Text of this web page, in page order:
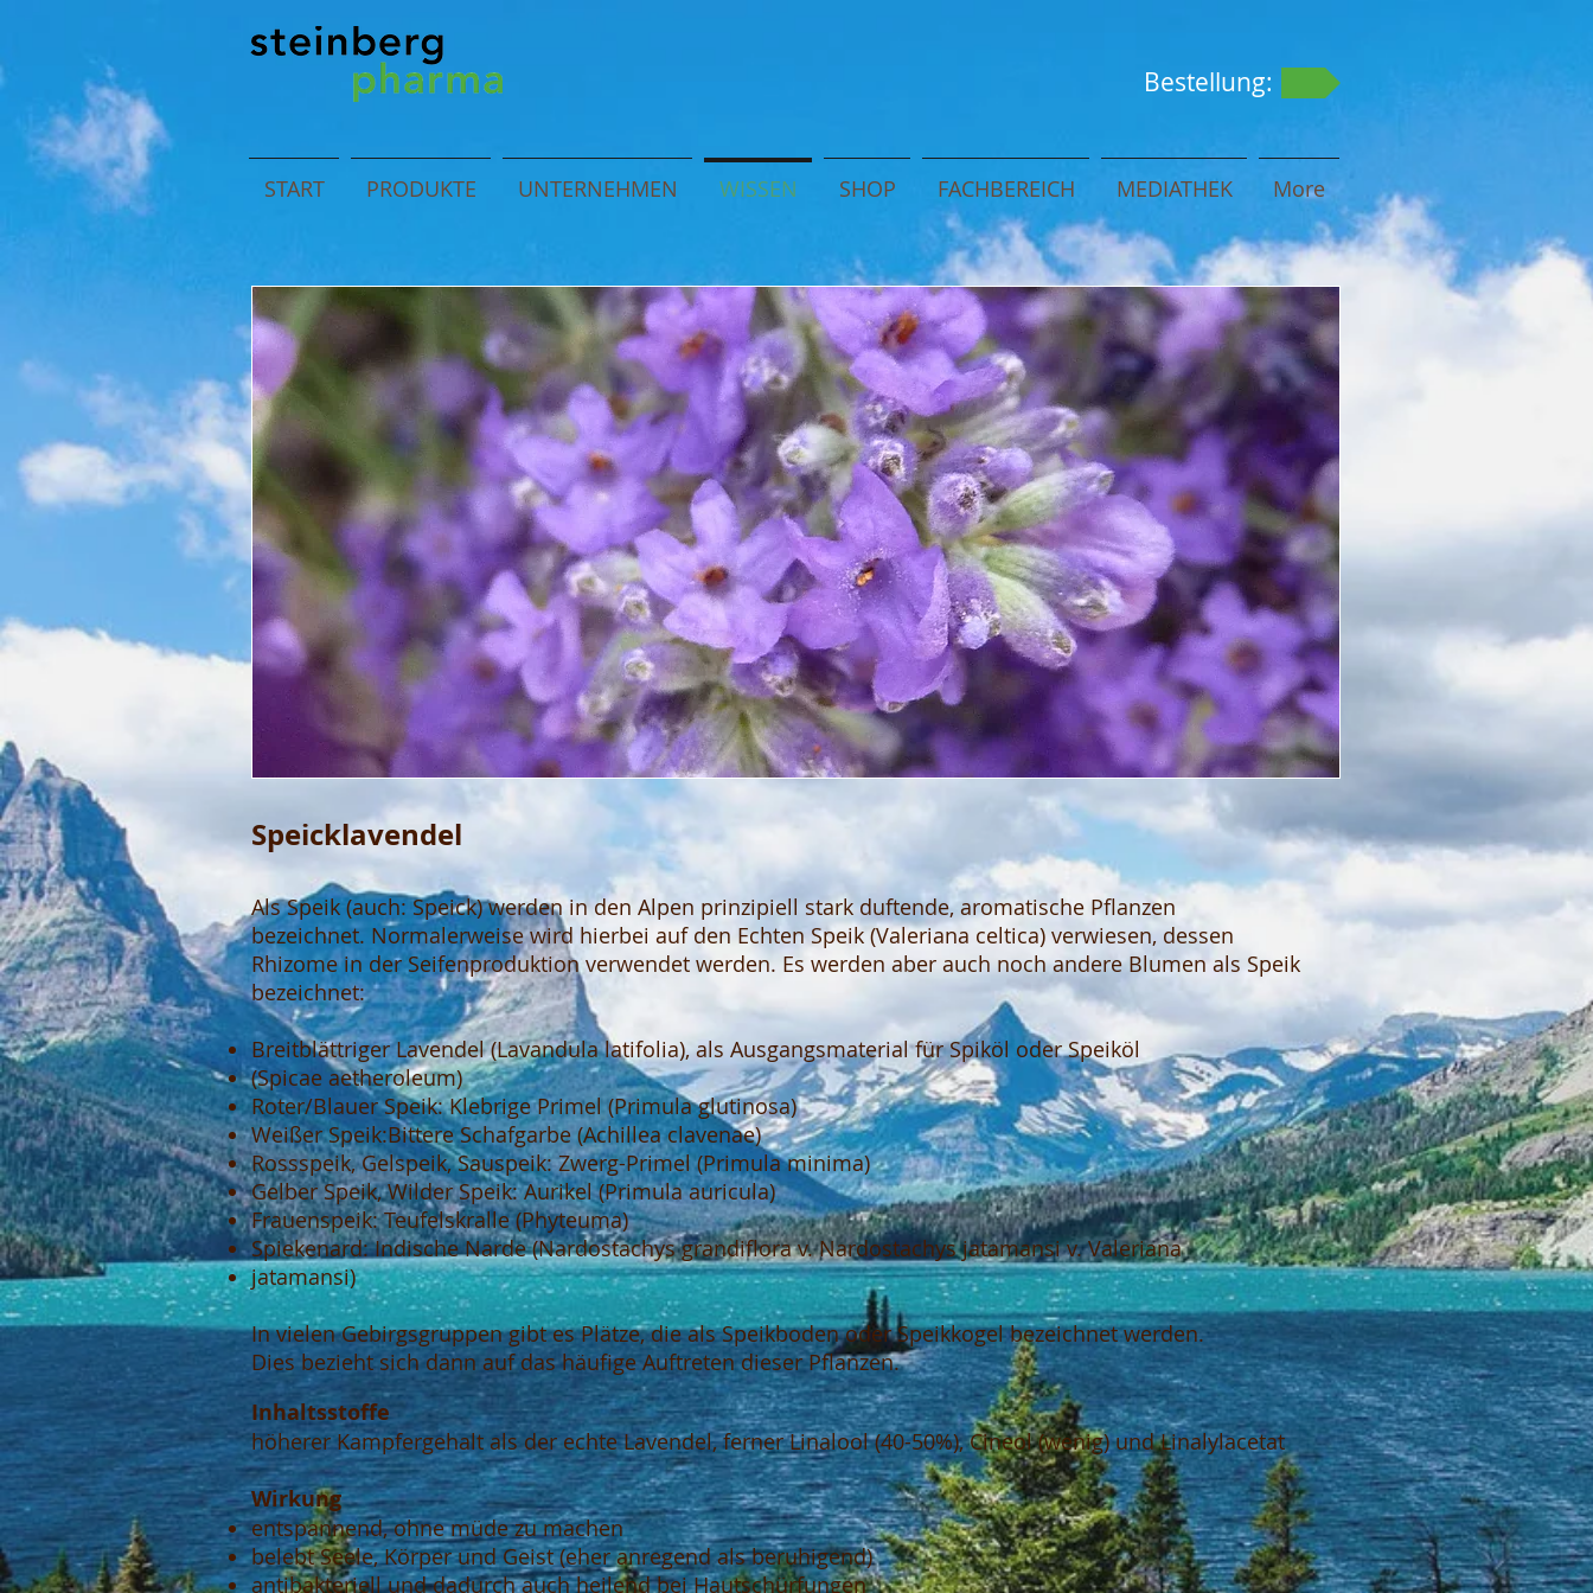
Bestellung:
START PRODUKTE UNTERNEHMEN WISSEN SHOP FACHBEREICH MEDIATHEK More
Speicklavendel
Als Speik (auch: Speick) werden in den Alpen prinzipiell stark duftende, aromatische Pflanzen
bezeichnet. Normalerweise wird hierbei auf den Echten Speik (Valeriana celtica) verwiesen, dessen
Rhizome in der Seifenproduktion verwendet werden. Es werden aber auch noch andere Blumen als Speik
bezeichnet:
Breitblättriger Lavendel (Lavandula latifolia), als Ausgangsmaterial für Spiköl oder Speiköl
(Spicae aetheroleum)
Roter/Blauer Speik: Klebrige Primel (Primula glutinosa)
Weißer Speik:Bittere Schafgarbe (Achillea clavenae)
Rossspeik, Gelspeik, Sauspeik: Zwerg-Primel (Primula minima)
Gelber Speik, Wilder Speik: Aurikel (Primula auricula)
Frauenspeik: Teufelskralle (Phyteuma)
Spiekenard: Indische Narde (Nardostachys grandiflora v. Nardostachys jatamansi v. Valeriana
jatamansi)
In vielen Gebirgsgruppen gibt es Plätze, die als Speikboden oder Speikkogel bezeichnet werden.
Dies bezieht sich dann auf das häufige Auftreten dieser Pflanzen.
Inhaltsstoffe
höherer Kampfergehalt als der echte Lavendel, ferner Linalool (40-50%), Cineol (wenig) und Linalylacetat
Wirkung
entspannend, ohne müde zu machen
belebt Seele, Körper und Geist (eher anregend als beruhigend)
antibakteriell und dadurch auch heilend bei Hautschürfungen